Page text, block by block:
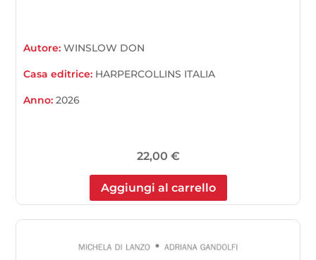
Autore:WINSLOW DON
Casa editrice: HARPERCOLLINS ITALIA
Anno:2026
22,00 €
Aggiungi al carrello